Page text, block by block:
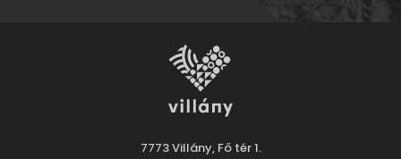
7773 Villány, Fő tér 1.